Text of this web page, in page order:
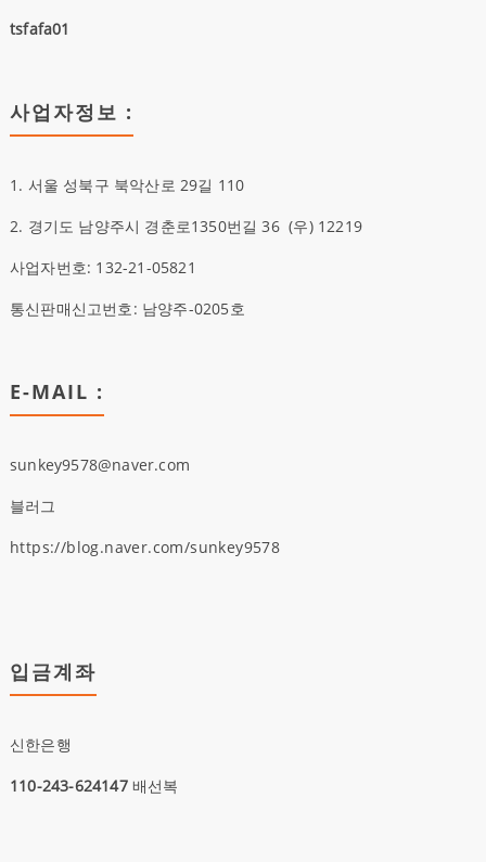
tsfafa01
사업자정보 :
1. 서울 성북구 북악산로 29길 110
2. 경기도 남양주시 경춘로1350번길 36(우)12219
사업자번호: 132-21-05821
통신판매신고번호: 남양주-0205호
E-MAIL :
sunkey9578@naver.com
블러그
https://blog.naver.com/sunkey9578
입금계좌
신한은행
110-243-624147배선복